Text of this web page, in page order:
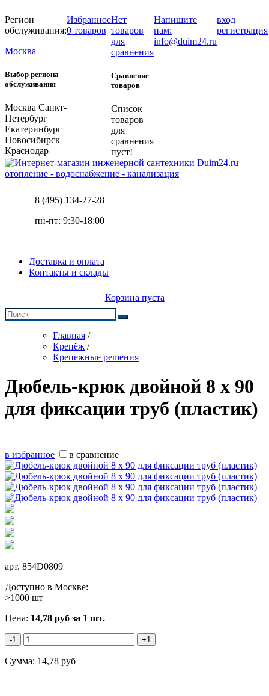
Регион
обслуживания:
Москва
Выбор региона
обслуживания
Москва Санкт-
Петербург
Екатеринбург
Новосибирск
Краснодар
Избранное
0 товаров
Нет
товаров
для
сравнения
Сравнение
товаров
Список
товаров
для
сравнения
пуст!
Напишите
нам:
info@duim24.ru
вход
регистрация
отопление - водоснабжение - канализация
8 (495) 134-27-28
пн-пт: 9:30-18:00
Доставка и оплата
Контакты и склады
Корзина пуста
Главная /
Крепёж /
Крепежные решения
Дюбель-крюк двойной 8 x 90
для фиксации труб (пластик)
в избранное в сравнение
арт. 854D0809
Доступно в Москве:
>1000 шт
Цена: 14,78 руб за 1 шт.
-1 +1
Сумма: 14,78 руб